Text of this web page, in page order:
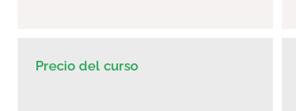
Precio del curso